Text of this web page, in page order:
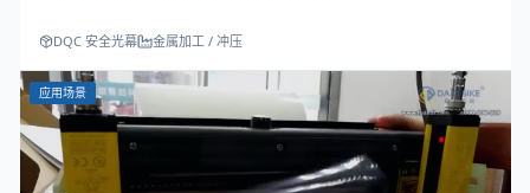
DQC 安全光幕 金属加工 / 冲压
应用场景